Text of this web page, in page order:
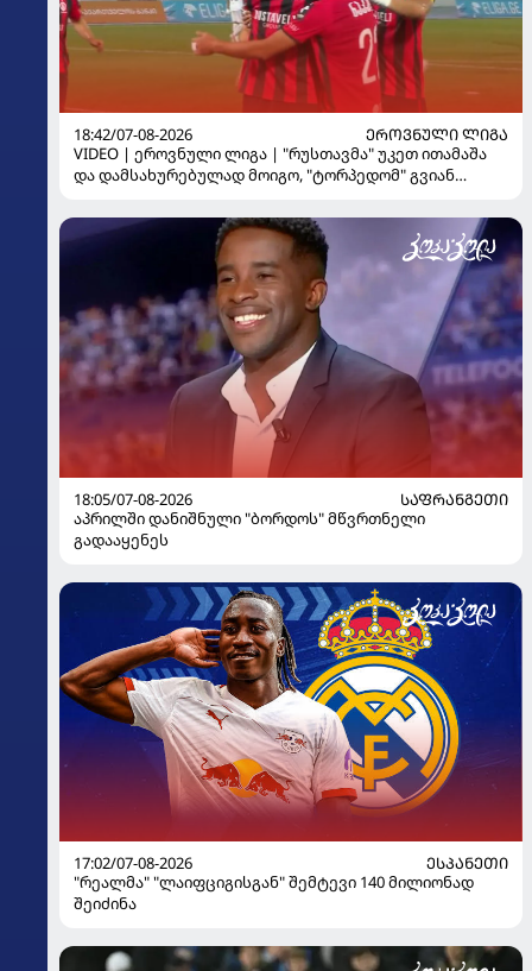
18:42/07-08-2026
ᲔᲠᲝᲕᲜᲣᲚᲘ ᲚᲘᲒᲐ
VIDEO | ეროვნული ლიგა | "რუსთავმა" უკეთ ითამაშა
და დამსახურებულად მოიგო, "ტორპედომ" გვიან
18:05/07-08-2026
ᲡᲐᲤᲠᲐᲜᲒᲔᲗᲘ
აპრილში დანიშნული "ბორდოს" მწვრთნელი
გადააყენეს
17:02/07-08-2026
ᲔᲡᲞᲐᲜᲔᲗᲘ
"რეალმა" "ლაიფციგისგან" შემტევი 140 მილიონად
შეიძინა